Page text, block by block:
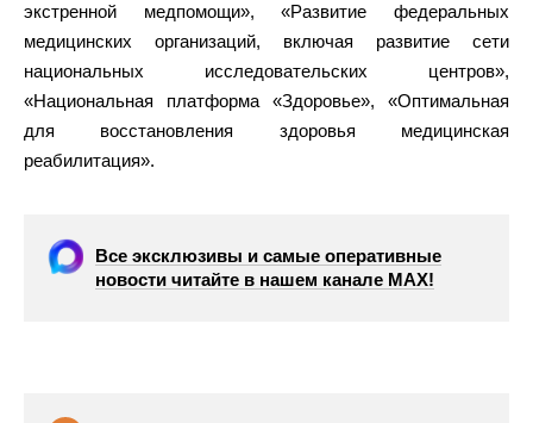
экстренной медпомощи», «Развитие федеральных
медицинских организаций, включая развитие сети
национальных исследовательских центров»,
«Национальная платформа «Здоровье», «Оптимальная
для восстановления здоровья медицинская
реабилитация».
Все эксклюзивы и самые оперативные
новости читайте в нашем канале МАХ!